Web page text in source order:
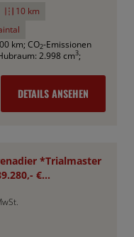
10 km
km; CO2-Emissionen
2.998 cm3;
DETAILS ANSEHEN
*Trialmaster
€